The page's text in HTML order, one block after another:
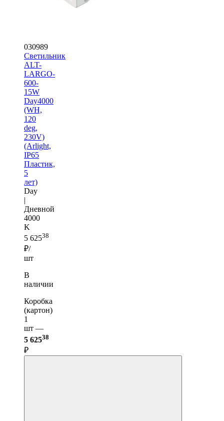
030989
Светильник
ALT-
LARGO-
600-
15W
Day4000
(WH,
120
deg,
230V)
(Arlight,
IP65
Пластик,
5
лет)
Day
|
Дневной
4000
K
5 62538
₽/
шт
В
наличии
Коробка
(картон)
1
шт —
5 62538
₽